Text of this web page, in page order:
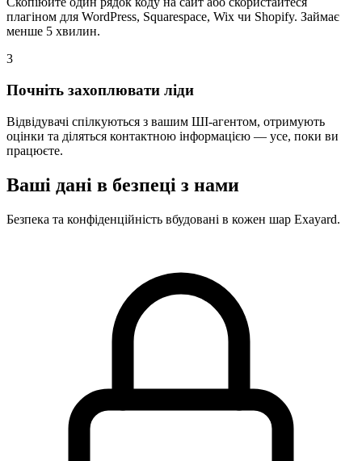
плагіном для WordPress, Squarespace, Wix чи Shopify. Займає
менше 5 хвилин.
3
Почніть захоплювати ліди
Відвідувачі спілкуються з вашим ШІ-агентом, отримують
оцінки та діляться контактною інформацією — усе, поки ви
працюєте.
Ваші дані в безпеці з нами
Безпека та конфіденційність вбудовані в кожен шар Exayard.